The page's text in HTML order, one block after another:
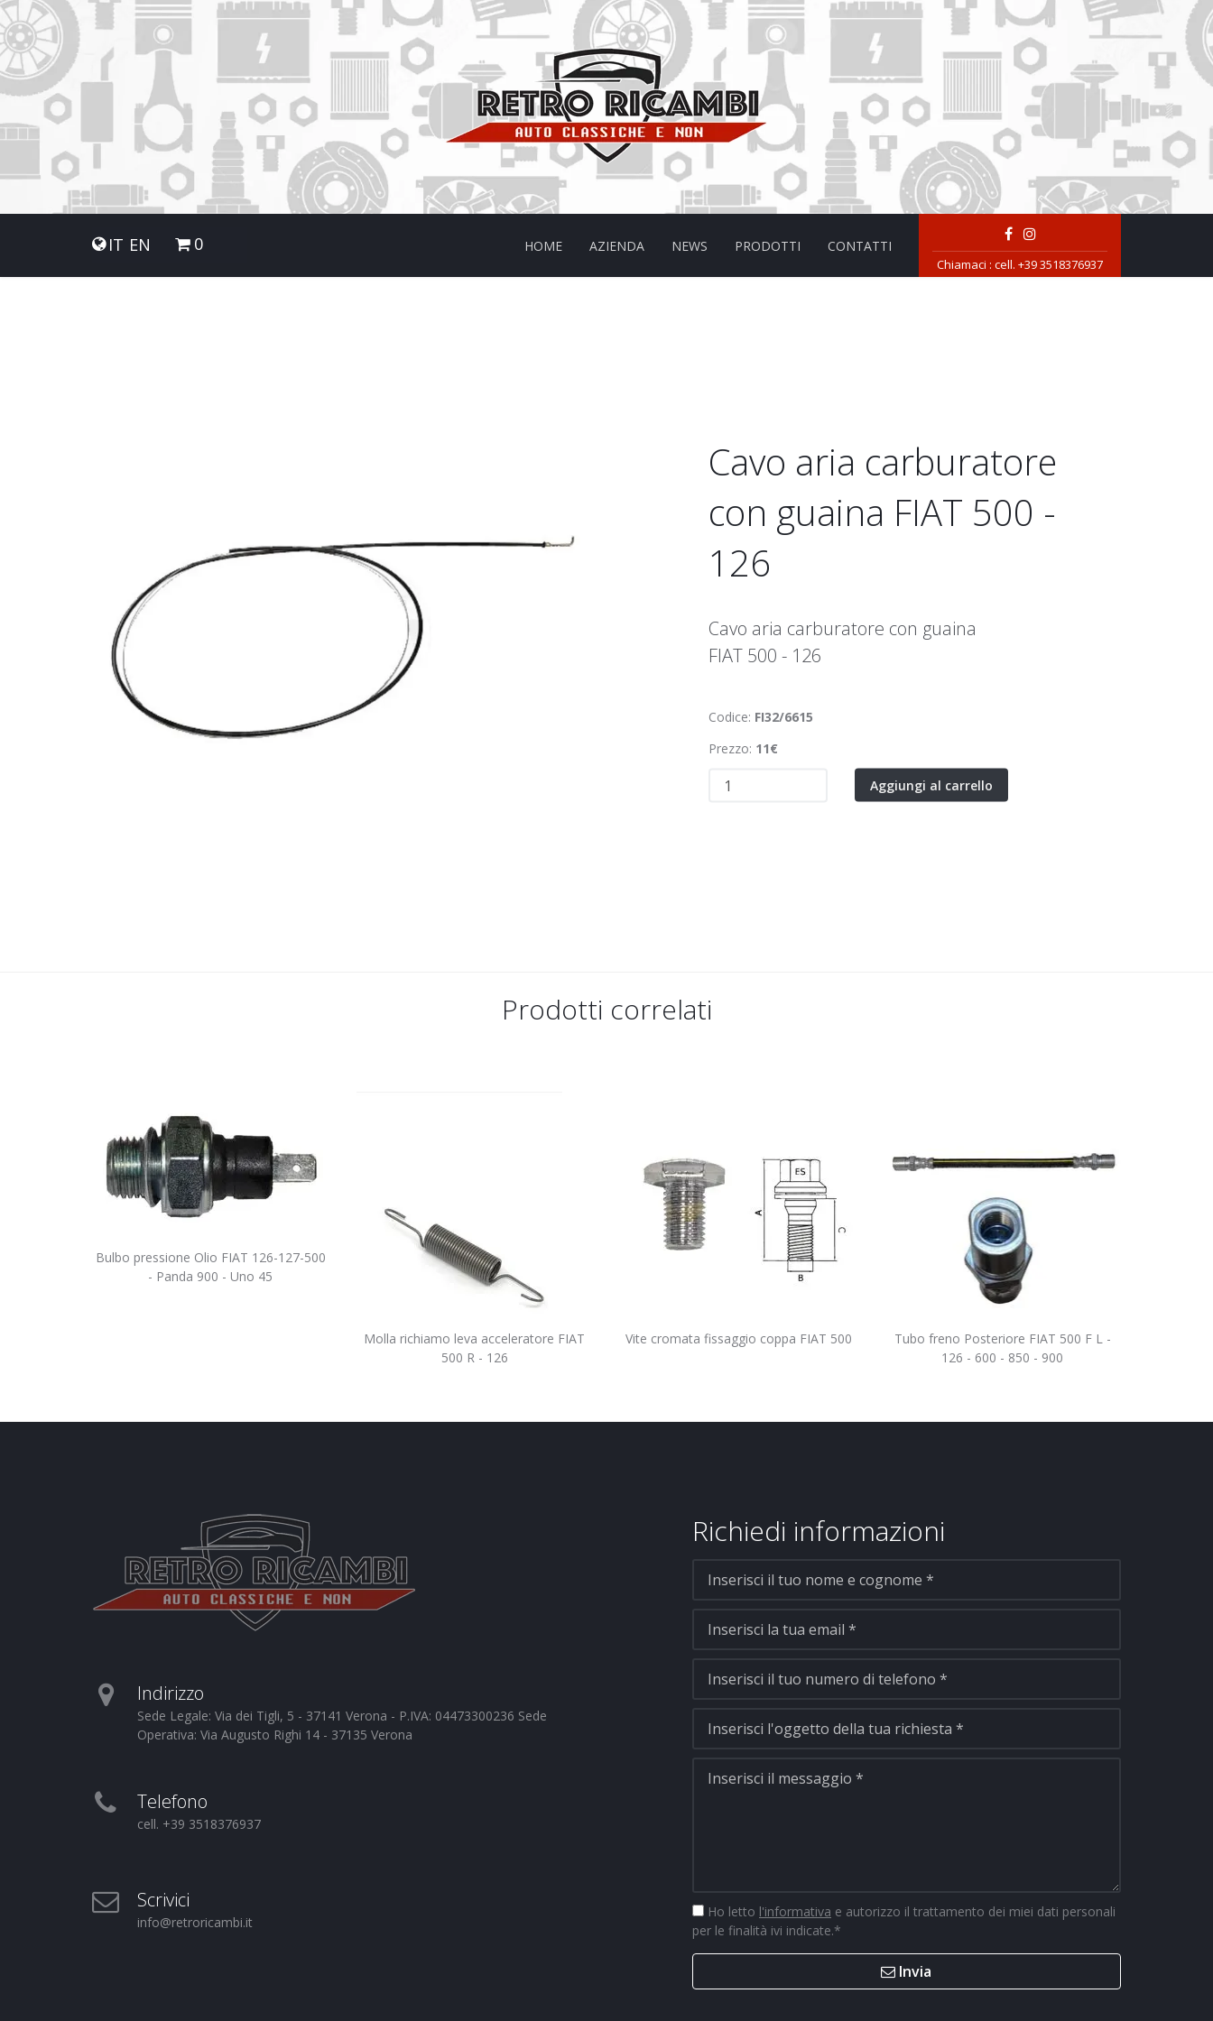
HOME AZIENDA NEWS PRODOTTI CONTATTI
Chiamaci : cell. +39 3518376937
IT EN 0
Cavo aria carburatore
con guaina FIAT 500 -
126
Cavo aria carburatore con guaina
FIAT 500 - 126
Codice: FI32/6615
Prezzo: 11€
Aggiungi al carrello
Prodotti correlati
Bulbo pressione Olio FIAT 126-127-500
- Panda 900 - Uno 45
Molla richiamo leva acceleratore FIAT
500 R - 126
Vite cromata fissaggio coppa FIAT 500
Tubo freno Posteriore FIAT 500 F L -
126 - 600 - 850 - 900
Indirizzo
Sede Legale: Via dei Tigli, 5 - 37141 Verona - P.IVA: 04473300236 Sede
Operativa: Via Augusto Righi 14 - 37135 Verona
Telefono
cell. +39 3518376937
Scrivici
info@retroricambi.it
Richiedi informazioni
Ho letto l'informativa e autorizzo il trattamento dei miei dati personali
per le finalità ivi indicate.*
Invia